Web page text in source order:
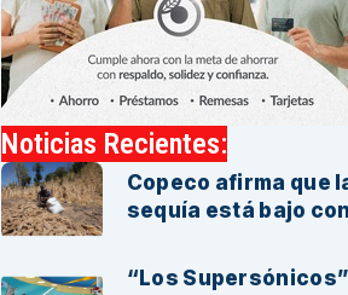
Noticias Recientes:
Copeco afirma que
sequía está bajo
“Los Supersónicos”